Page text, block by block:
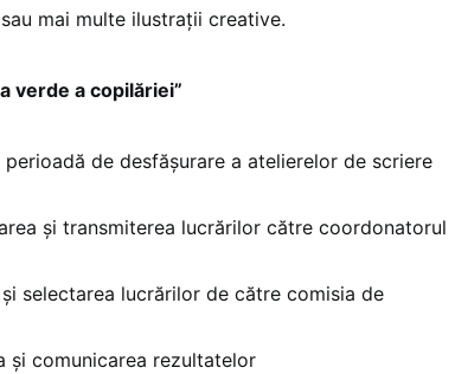
mai multe ilustrații creative.
verde a copilăriei”
perioadă de desfășurare a atelierelor de scriere
și transmiterea lucrărilor către coordonatorul
selectarea lucrărilor de către comisia de
și comunicarea rezultatelor